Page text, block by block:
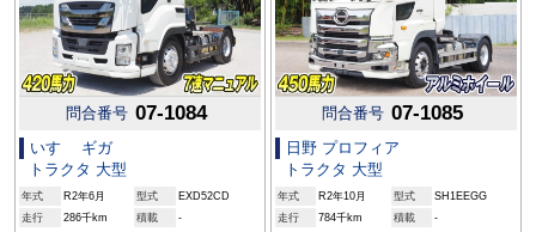
問合番号 07-1084
いすゞ ギガ
トラクタ 大型
年式 R2年6月 型式
EXD52CD
走行
286千km 積載 -
問合番号 07-1085
日野 プロフィア
トラクタ 大型
年式 R2年10月 型式
SH1EEGG
走行
784千km 積載 -